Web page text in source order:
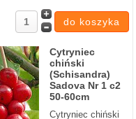
Cytryniec
chiński
(Schisandra)
Sadova Nr 1 c2
50-60cm
Cytryniec chiński